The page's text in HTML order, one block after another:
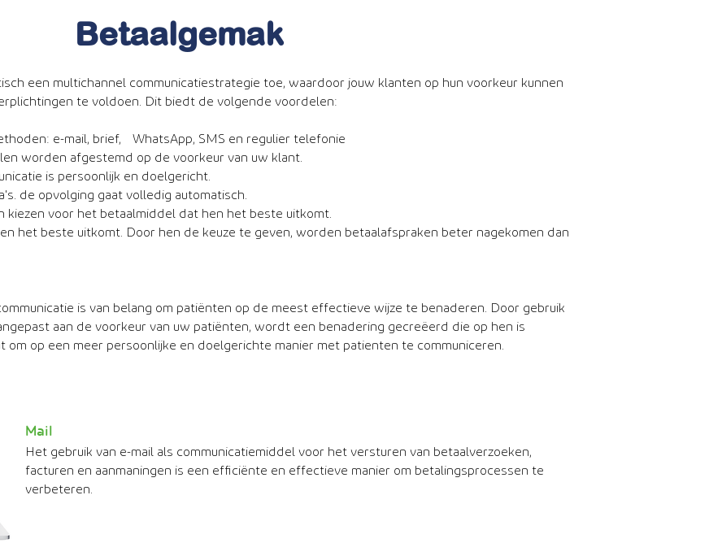
Betaalgemak
een multichannel communicatiestrategie toe, waardoor jouw klanten op hun voorkeur kunnen
te voldoen. Dit biedt de volgende voordelen:
e-mail, brief, WhatsApp, SMS en regulier telefonie
worden afgestemd op de voorkeur van uw klant.
is persoonlijk en doelgericht.
de opvolging gaat volledig automatisch.
kiezen voor het betaalmiddel dat hen het beste uitkomt.
het beste uitkomt. Door hen de keuze te geven, worden betaalafspraken beter nagekomen dan
is van belang om patiënten op de meest effectieve wijze te benaderen. Door gebruik
aan de voorkeur van uw patiënten, wordt een benadering gecreëerd die op hen is
om op een meer persoonlijke en doelgerichte manier met patienten te communiceren.
Mail
Het gebruik van e-mail als communicatiemiddel voor het versturen van betaalverzoeken,
facturen en aanmaningen is een efficiënte en effectieve manier om betalingsprocessen te
verbeteren.